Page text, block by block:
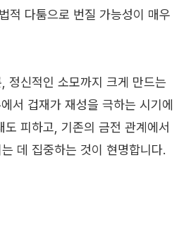
적 다툼으로 번질 가능성이 매우
정신적인 소모까지 크게 만드는
서 겁재가 재성을 극하는 시기에
피하고, 기존의 금전 관계에서
데 집중하는 것이 현명합니다.